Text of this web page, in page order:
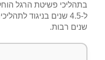
בתהליכי פשיטת הרגל
ל-4.5 שנים בניגוד
שנים רבות.